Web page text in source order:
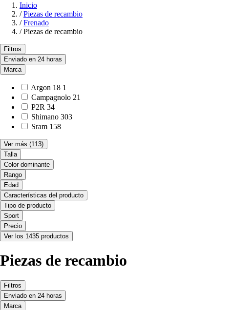
Inicio
/ Piezas de recambio
/ Frenado
/ Piezas de recambio
Filtros
Enviado en 24 horas
Marca
Argon 18 1
Campagnolo 21
P2R 34
Shimano 303
Sram 158
Ver más (113)
Talla
Color dominante
Rango
Edad
Características del producto
Tipo de producto
Sport
Precio
Ver los 1435 productos
Piezas de recambio
Filtros
Enviado en 24 horas
Marca